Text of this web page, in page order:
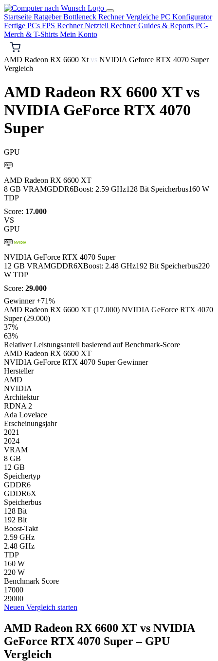
Startseite RatgeberBottleneck RechnerVergleiche PC Konfigurator
Fertige PCs FPS RechnerNetzteil RechnerGuides & Reports PC-
Merch & T-Shirts Mein Konto
AMD Radeon RX 6600 Xt vs NVIDIA Geforce RTX 4070 Super
Vergleich
AMD Radeon RX 6600 XTvs
NVIDIA GeForce RTX 4070
Super
GPU
AMD Radeon RX 6600 XT
8 GB VRAMGDDR6Boost: 2.59 GHz128 Bit Speicherbus160 W
TDP
Score: 17.000
VS
GPU
NVIDIA
NVIDIA GeForce RTX 4070 Super
12 GB VRAMGDDR6XBoost: 2.48 GHz192 Bit Speicherbus220
W TDP
Score: 29.000
Gewinner+71%
AMD Radeon RX 6600 XT (17.000) NVIDIA GeForce RTX 4070
Super (29.000)
37%
63%
Relativer Leistungsanteil basierend auf Benchmark-Score
AMD Radeon RX 6600 XT
NVIDIA GeForce RTX 4070 SuperGewinner
Hersteller
AMD
NVIDIA
Architektur
RDNA 2
Ada Lovelace
Erscheinungsjahr
2021
2024
VRAM
8 GB
12 GB
Speichertyp
GDDR6
GDDR6X
Speicherbus
128 Bit
192 Bit
Boost-Takt
2.59 GHz
2.48 GHz
TDP
160 W
220 W
Benchmark Score
17000
29000
Neuen Vergleich starten
AMD Radeon RX 6600 XT vs NVIDIA
GeForce RTX 4070 Super – GPU
Vergleich